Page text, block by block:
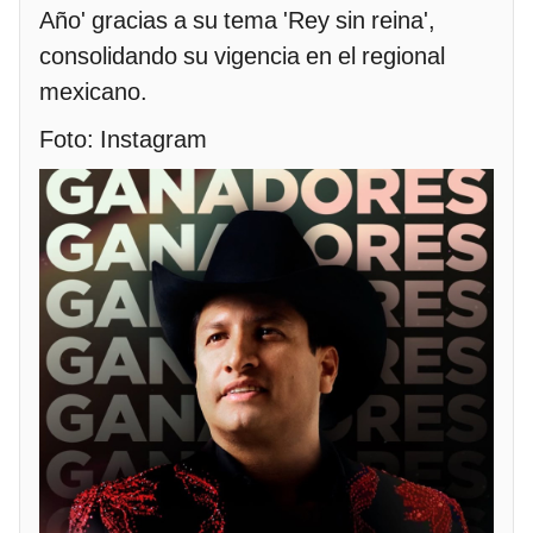
Año' gracias a su tema 'Rey sin reina',
consolidando su vigencia en el regional
mexicano.
Foto: Instagram